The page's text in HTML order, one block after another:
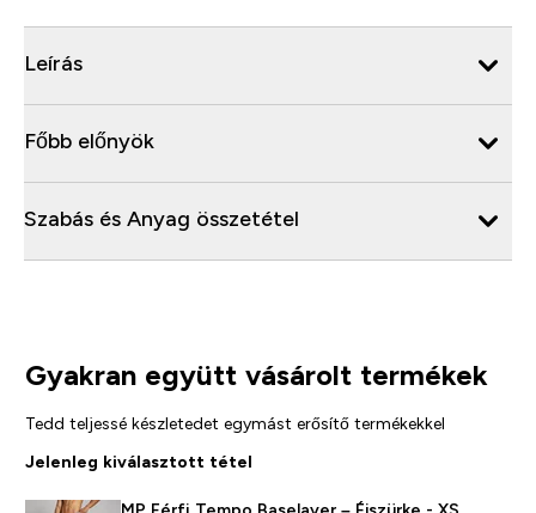
Leírás
Főbb előnyök
Szabás és Anyag összetétel
Gyakran együtt vásárolt termékek
Tedd teljessé készletedet egymást erősítő termékekkel
Jelenleg kiválasztott tétel
MP Férfi Tempo Baselayer – Éjszürke - XS